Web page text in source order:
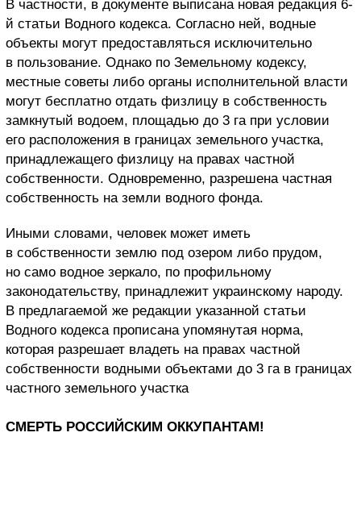
В частности, в документе выписана новая редакция 6-
й статьи Водного кодекса. Согласно ней, водные
объекты могут предоставляться исключительно
в пользование. Однако по Земельному кодексу,
местные советы либо органы исполнительной власти
могут бесплатно отдать физлицу в собственность
замкнутый водоем, площадью до 3 га при условии
его расположения в границах земельного участка,
принадлежащего физлицу на правах частной
собственности. Одновременно, разрешена частная
собственность на земли водного фонда.
Иными словами, человек может иметь
в собственности землю под озером либо прудом,
но само водное зеркало, по профильному
законодательству, принадлежит украинскому народу.
В предлагаемой же редакции указанной статьи
Водного кодекса прописана упомянутая норма,
которая разрешает владеть на правах частной
собственности водными объектами до 3 га в границах
частного земельного участка
СМЕРТЬ РОССИЙСКИМ ОККУПАНТАМ!